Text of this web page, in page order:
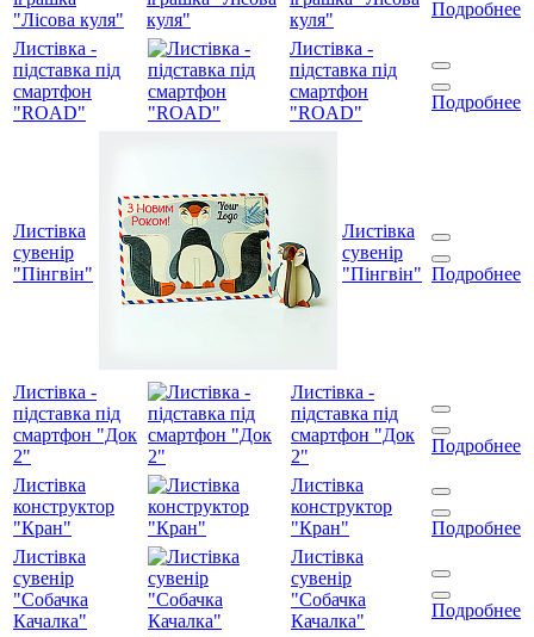
"Лісова куля"
куля"
Подробнее
Листівка -
підставка під
смартфон
"ROAD"
Листівка -
підставка під
смартфон
"ROAD"
Подробнее
Листівка
сувенір
"Пінгвін"
Листівка
сувенір
"Пінгвін" Подробнее
Листівка -
підставка під
смартфон "Док
2"
Листівка -
підставка під
смартфон "Док
2"
Подробнее
Листівка
конструктор
"Кран"
Листівка
конструктор
"Кран"
Подробнее
Листівка
сувенір
"Собачка
Качалка"
Листівка
сувенір
"Собачка
Качалка"
Подробнее